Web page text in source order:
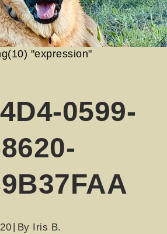
"expression"
0599-
By Iris B.